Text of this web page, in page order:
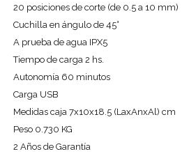
20 posiciones de corte (de 0.5 a 10 mm)
Cuchilla en ángulo de 45°
A prueba de agua IPX5
Tiempo de carga 2 hs.
Autonomía 60 minutos
Carga USB
Medidas caja 7x10x18.5 (LaxAnxAl) cm
Peso 0.730 KG
2 Años de Garantía